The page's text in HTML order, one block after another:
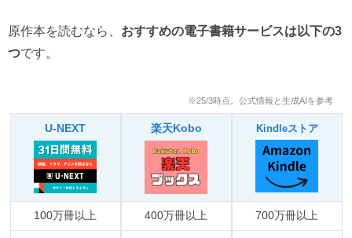
原作本を読むなら、 おすすめの電子書籍サービスは以下の3
つです。
※25/3時点。公式情報と生成AIを参考
U-NEXT 楽天Kobo Kindleストア
100万冊以上 400万冊以上 700万冊以上